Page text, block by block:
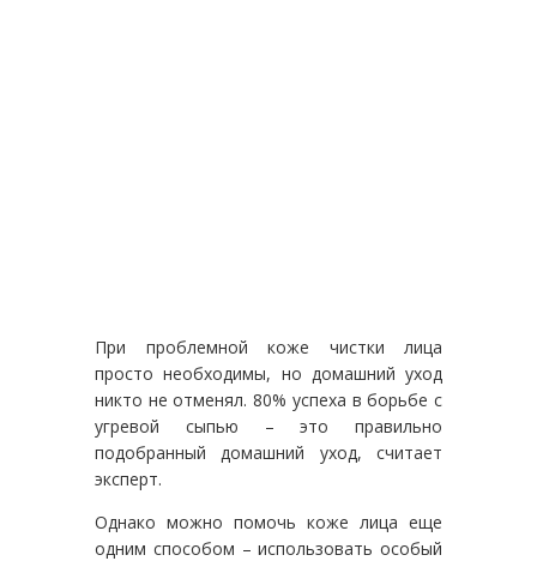
При проблемной коже чистки лица
просто необходимы, но домашний уход
никто не отменял. 80% успеха в борьбе с
угревой сыпью – это правильно
подобранный домашний уход, считает
эксперт.
Однако можно помочь коже лица еще
одним способом – использовать особый